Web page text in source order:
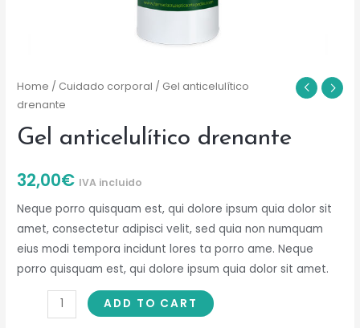
Home / Cuidado corporal / Gel anticelulítico
drenante
Gel anticelulítico drenante
32,00€ IVA incluido
Neque porro quisquam est, qui dolore ipsum quia dolor sit
amet, consectetur adipisci velit, sed quia non numquam
eius modi tempora incidunt lores ta porro ame. Neque
porro quisquam est, qui dolore ipsum quia dolor sit amet.
anticelulítico
ADD TO CART